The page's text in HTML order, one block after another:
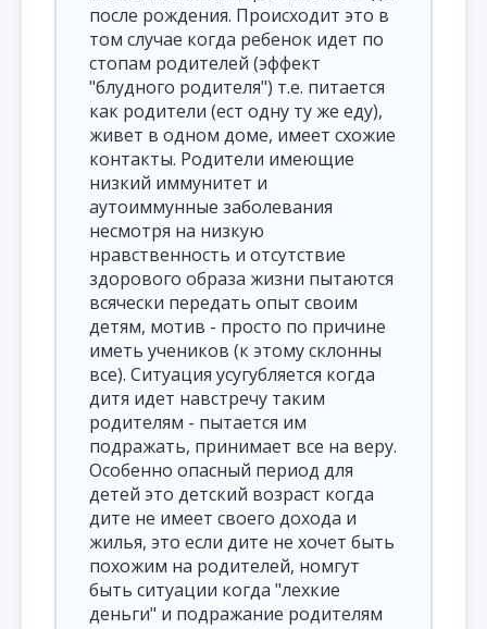
после рождения. Происходит это в
том случае когда ребенок идет по
стопам родителей (эффект
"блудного родителя") т.е. питается
как родители (ест одну ту же еду),
живет в одном доме, имеет схожие
контакты. Родители имеющие
низкий иммунитет и
аутоиммунные заболевания
несмотря на низкую
нравственность и отсутствие
здорового образа жизни пытаются
всячески передать опыт своим
детям, мотив - просто по причине
иметь учеников (к этому склонны
все). Ситуация усугубляется когда
дитя идет навстречу таким
родителям - пытается им
подражать, принимает все на веру.
Особенно опасный период для
детей это детский возраст когда
дите не имеет своего дохода и
жилья, это если дите не хочет быть
похожим на родителей, номгут
быть ситуации когда "лехкие
деньги" и подражание родителям